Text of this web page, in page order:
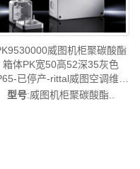
威图机柜聚碳酸酯
箱体PK宽50高52深35灰色
已停产-rittal威图空调维修
威图机柜威图电柜威图风扇威
型号:威图机柜聚碳酸酯..